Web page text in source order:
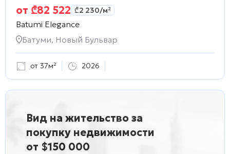
от ₾82 522 ₾2 230/м²
Batumi Elegance
Батуми, Новый Бульвар
от 37м² 2026
Вид на жительство за
покупку недвижимости
от $150 000